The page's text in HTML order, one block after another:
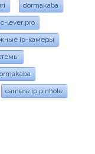
dormakaba
c-lever pro
ip-камеры
camere ip pinhole